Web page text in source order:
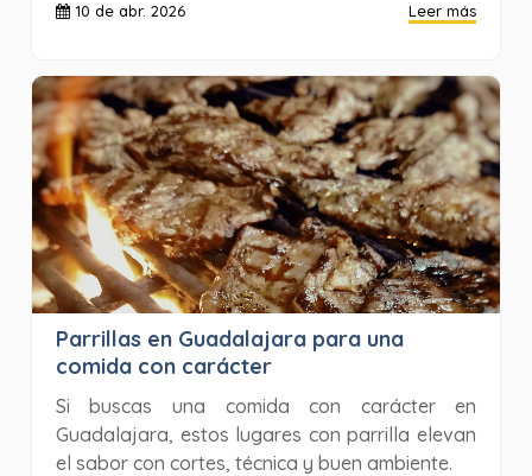
10 de abr. 2026 Leer más
Parrillas en Guadalajara para una
comida con carácter
Si buscas una comida con carácter en
Guadalajara, estos lugares con parrilla elevan
el sabor con cortes, técnica y buen ambiente.